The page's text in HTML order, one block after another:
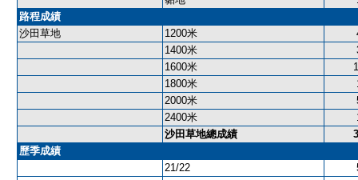
路程成績
沙田草地
1200米
1400米
1600米
1800米
2000米
2400米
沙田草地總成績
歷季成績
21/22